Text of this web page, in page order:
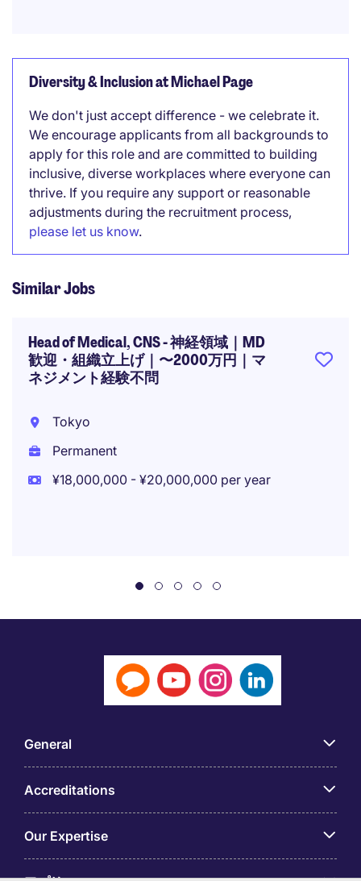
Diversity & Inclusion at Michael Page
We don't just accept difference - we celebrate it.
We encourage applicants from all backgrounds to
apply for this role and are committed to building
inclusive, diverse workplaces where everyone can
thrive. If you require any support or reasonable
adjustments during the recruitment process,
please let us know.
Similar Jobs
Head of Medical, CNS - 神経領域｜MD
歓迎・組織立上げ｜〜2000万円｜マ
ネジメント経験不問
Tokyo
Permanent
¥18,000,000 - ¥20,000,000 per year
General
Accreditations
Our Expertise